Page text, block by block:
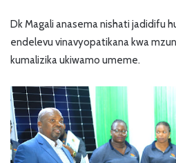
Dk Magali anasema nishati jadidifu
endelevu vinavyopatikana kwa
kumalizika ukiwamo umeme.